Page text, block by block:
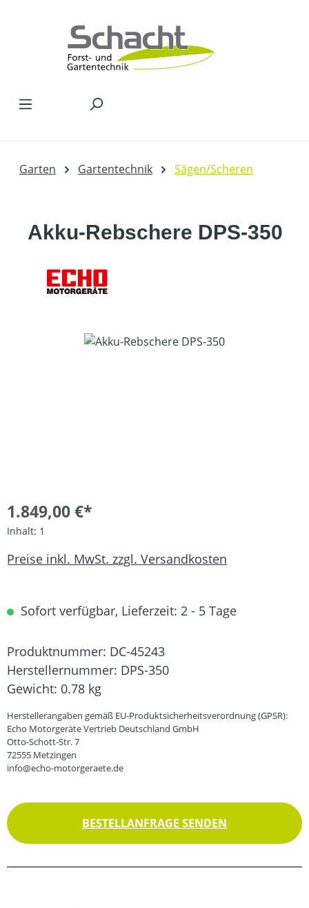
Garten Gartentechnik Sägen/Scheren
Akku-Rebschere DPS-350
Bildergalerie überspringen
1.849,00 €*
Inhalt: 1
Preise inkl. MwSt. zzgl. Versandkosten
Sofort verfügbar, Lieferzeit: 2 - 5 Tage
Produktnummer: DC-45243
Herstellernummer: DPS-350
Gewicht: 0.78 kg
Herstellerangaben gemäß EU-Produktsicherheitsverordnung (GPSR):
Echo Motorgeräte Vertrieb Deutschland GmbH
Otto-Schott-Str. 7
72555 Metzingen
info@echo-motorgeraete.de
BESTELLANFRAGE SENDEN